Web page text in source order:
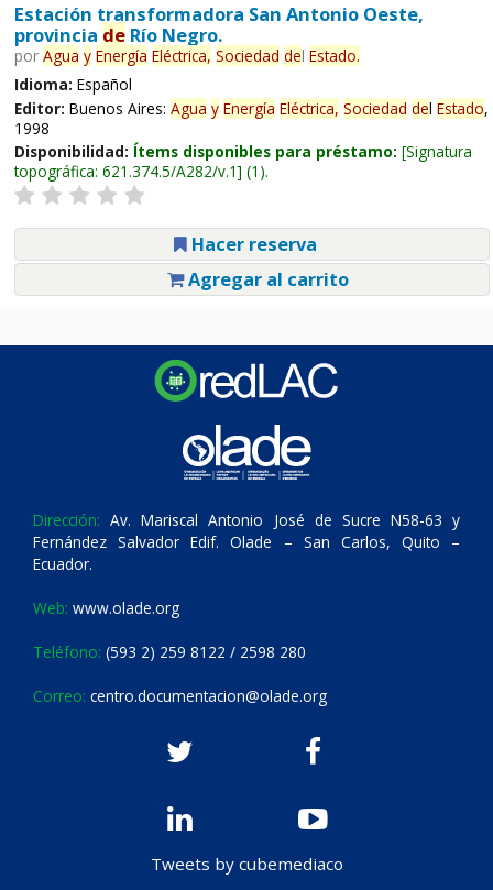
Estación transformadora San Antonio Oeste,
provincia deRío Negro.
por Agua y Energía Eléctrica, Sociedad del Estado.
Idioma: Español
Editor: Buenos Aires: Agua y Energía Eléctrica, Sociedad del Estado,
1998
Disponibilidad: Ítems disponibles para préstamo: Signatura
topográfica: 621.374.5/A282/v.1 (1).
Hacer reserva
Agregar al carrito
Dirección: Av. Mariscal Antonio José de Sucre N58-63 y
Fernández Salvador Edif. Olade – San Carlos, Quito –
Ecuador.
Web: www.olade.org
Teléfono: (593 2) 259 8122 / 2598 280
Correo: centro.documentacion@olade.org
Tweets by cubemediaco